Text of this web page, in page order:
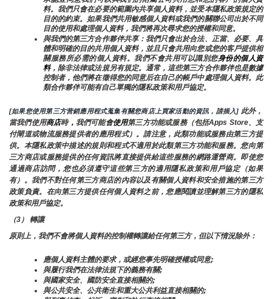
料。我們只會在必要的範圍內共享個人資料，並受本隱私政策規定的
目的的約束。如果我們共用敏感個人資料或我們的關聯公司出於不同
目的使用和處理個人資料，我們將再次尋求您的授權和同意。
與我們的第三方合作夥伴共享：我們只會出於合法、正當、必要、具
體和明確的目的共用個人資料，並且只會共用向您或您的客戶提供相
關服務所必需的個人資料。我們不會共用可以識別您身份的個人資
料，除非法律或法規另有規定。通常，這些第三方合作夥伴也是數據
控制者，他們將在徵得您的同意后在自己的帳戶中處理個人資料。此
類合作夥伴可能有自己單獨的隱私政策和用戶協定。
[如果您使用第三方营銷應用程式蒐集有關您商店上買家活動的資訊，請插入] 此外，
當我們使用商店時， 我們可能會使用第三方功能或服務（包括Apps Store、支
付閘道或物流服務提供者的應用程式）。請注意，此類功能或服務由第三方提
供。本隱私政策中描述的規則和程式不適用於此類第三方功能和服務。您向第
三方商店或服務提供的任何資訊將直接提供給這些服務的網路運營商。即使您
通過商店訪問，您也必須遵守這些第三方的適用隱私政策和用戶協定（如果
有）。我們不對任何第三方商店的內容以及有關個人資料和安全措施的第三方
政策負責。在向第三方提供任何個人資料之前，您應閱讀並理解第三方的隱私
政策和用戶協定。
（3） 轉讓
原則上，我們不會將個人資料的控制權轉讓給任何第三方，但以下情況除外：
應個人資料主體的要求，或經您事先明確授權或同意;
與履行我們在法律法規下的義務有關;
與國家安全、國防安全直接相關的;
與公共安全、公共衛生和重大公共利益直接相關的;